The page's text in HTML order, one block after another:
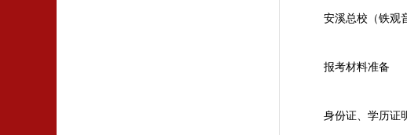
安溪总校（铁观
报考材料准备
身份证、学历证